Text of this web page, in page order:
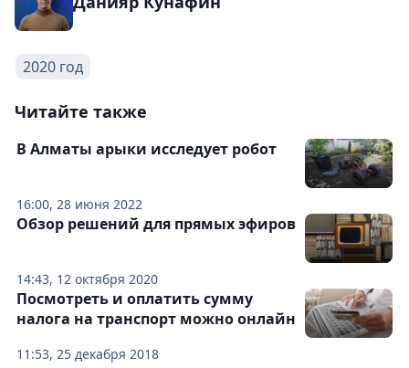
2020 год
Читайте также
16:00, 28 июня 2022
В Алматы арыки исследует робот
14:43, 12 октября 2020
Обзор решений для прямых эфиров
11:53, 25 декабря 2018
Посмотреть и оплатить сумму
налога на транспорт можно онлайн